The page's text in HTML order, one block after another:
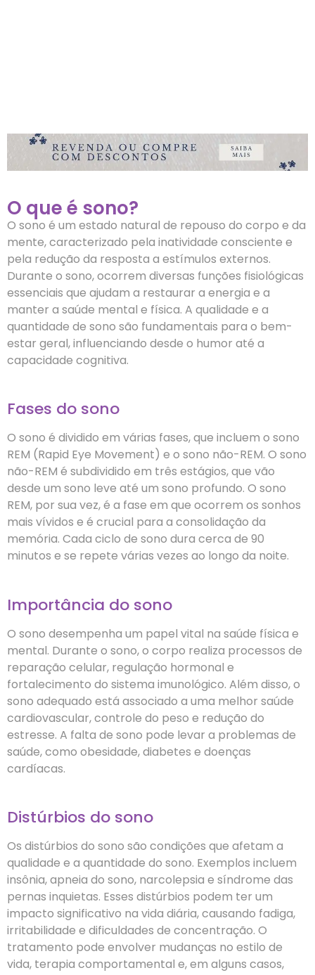
O que é sono?
O sono é um estado natural de repouso do corpo e da
mente, caracterizado pela inatividade consciente e
pela redução da resposta a estímulos externos.
Durante o sono, ocorrem diversas funções fisiológicas
essenciais que ajudam a restaurar a energia e a
manter a saúde mental e física. A qualidade e a
quantidade de sono são fundamentais para o bem-
estar geral, influenciando desde o humor até a
capacidade cognitiva.
Fases do sono
O sono é dividido em várias fases, que incluem o sono
REM (Rapid Eye Movement) e o sono não-REM. O sono
não-REM é subdividido em três estágios, que vão
desde um sono leve até um sono profundo. O sono
REM, por sua vez, é a fase em que ocorrem os sonhos
mais vívidos e é crucial para a consolidação da
memória. Cada ciclo de sono dura cerca de 90
minutos e se repete várias vezes ao longo da noite.
Importância do sono
O sono desempenha um papel vital na saúde física e
mental. Durante o sono, o corpo realiza processos de
reparação celular, regulação hormonal e
fortalecimento do sistema imunológico. Além disso, o
sono adequado está associado a uma melhor saúde
cardiovascular, controle do peso e redução do
estresse. A falta de sono pode levar a problemas de
saúde, como obesidade, diabetes e doenças
cardíacas.
Distúrbios do sono
Os distúrbios do sono são condições que afetam a
qualidade e a quantidade do sono. Exemplos incluem
insônia, apneia do sono, narcolepsia e síndrome das
pernas inquietas. Esses distúrbios podem ter um
impacto significativo na vida diária, causando fadiga,
irritabilidade e dificuldades de concentração. O
tratamento pode envolver mudanças no estilo de
vida, terapia comportamental e, em alguns casos,